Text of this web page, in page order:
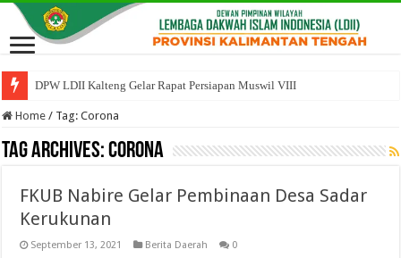
DPW LDII Kalteng Gelar Rapat Persiapan Muswil VIII
Home / Tag:Corona
Tag Archives:Corona
FKUB Nabire Gelar Pembinaan Desa Sadar
Kerukunan
September 13, 2021 Berita Daerah 0